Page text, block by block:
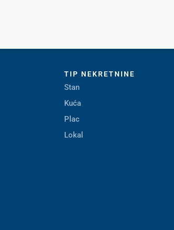
TIP NEKRETNINE
Stan
Kuća
Plac
Lokal